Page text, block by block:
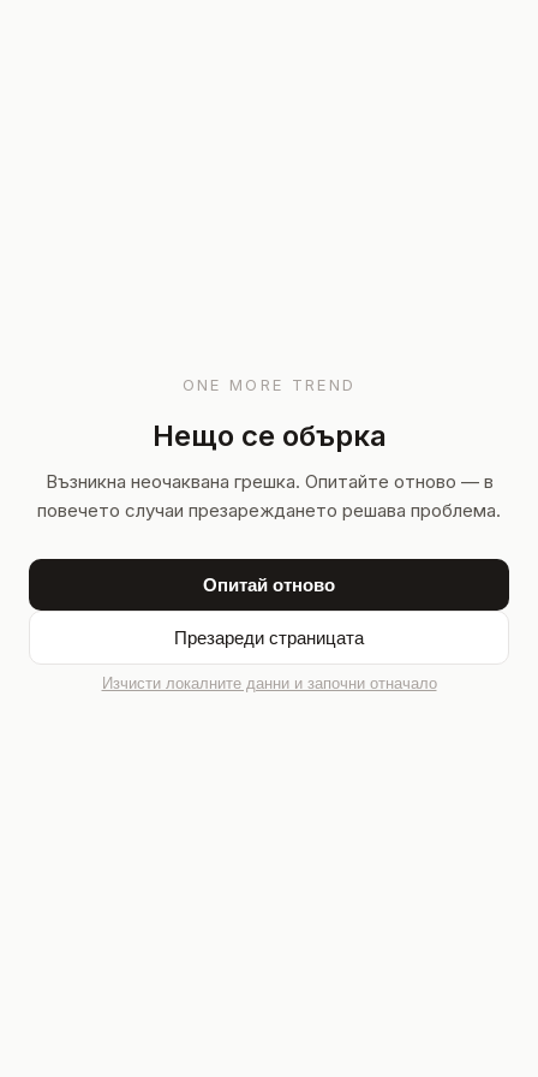
ONE MORE TREND
Нещо се обърка
Възникна неочаквана грешка. Опитайте отново — в
повечето случаи презареждането решава проблема.
Опитай отново
Презареди страницата
Изчисти локалните данни и започни отначало